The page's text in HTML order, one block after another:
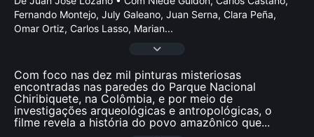
Fernando Montejo, July Galeano, Juan Serna, Clara Peña,
Omar Ortiz, Carlos Lasso, Marian...
Com foco nas dez mil pinturas misteriosas
encontradas nas paredes do Parque Nacional
Chiribiquete, na Colômbia, e por meio de
investigações arqueológicas e antropológicas, o
filme revela a história do povo amazônico que...